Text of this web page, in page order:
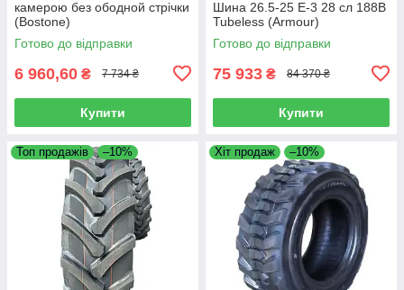
камерою без ободной стрічки
(Bostone)
Готово до відправки
6 960,60 ₴ 7 734 ₴
Купити
Шина 26.5-25 E-3 28 сл 188B
Tubeless (Armour)
Готово до відправки
75 933 ₴ 84 370 ₴
Купити
Топ продажів –10% Хіт продаж –10%